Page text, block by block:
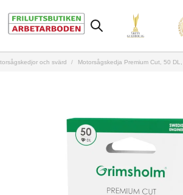
och svärd Motorsågskedja Premium Cut, 50